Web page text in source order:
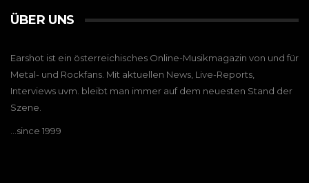
ÜBER UNS
Earshot ist ein österreichisches Online-Musikmagazin von und für
Metal- und Rockfans. Mit aktuellen News, Live-Reports,
Interviews uvm. bleibt man immer auf dem neuesten Stand der
Szene.
…since 1999